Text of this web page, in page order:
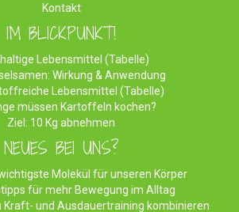
Kontakt
IM BLICKPUNKT!
Lebensmittel (Tabelle)
Wirkung & Anwendung
Lebensmittel (Tabelle)
müssen Kartoffeln kochen?
Ziel: 10 Kg abnehmen
NEUES BEI UNS?
Molekül für unseren Körper
für mehr Bewegung im Alltag
Kraft- und Ausdauertraining kombinieren